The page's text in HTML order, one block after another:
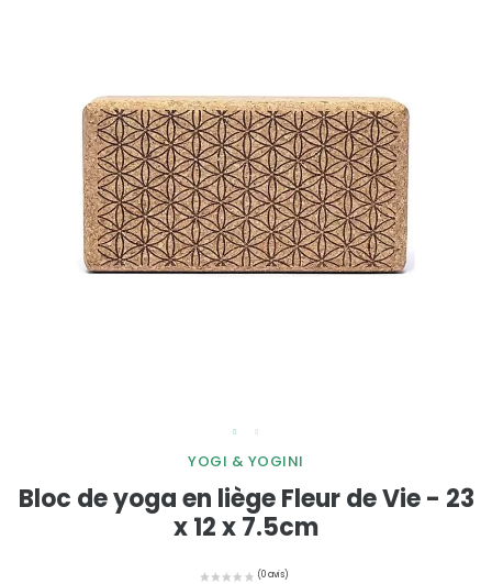
YOGI & YOGINI
Bloc de yoga en liège Fleur de Vie - 23
x 12 x 7.5cm